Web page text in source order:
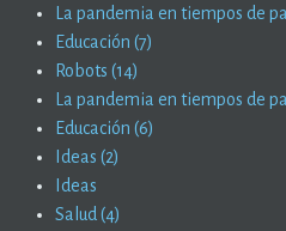
La pandemia en tiempos de
Educación (7)
Robots (14)
La pandemia en tiempos de
Educación (6)
Ideas (2)
Ideas
Salud (4)